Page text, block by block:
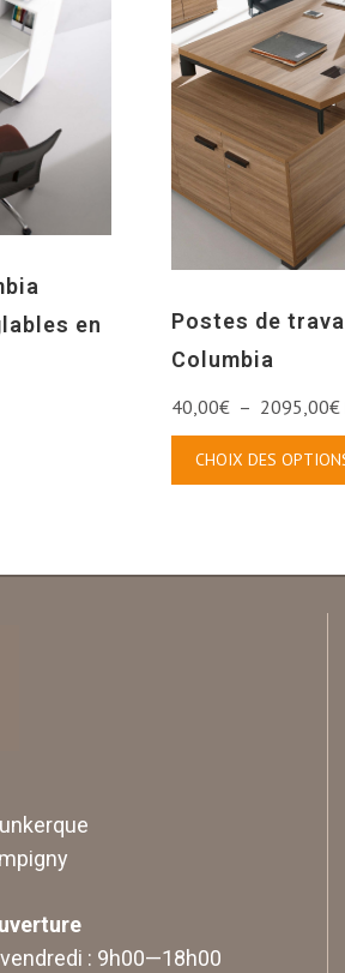
en
Postes de
Columbia
40,00€ – 2095,00€
CHOIX DES
: 9h00—18h00